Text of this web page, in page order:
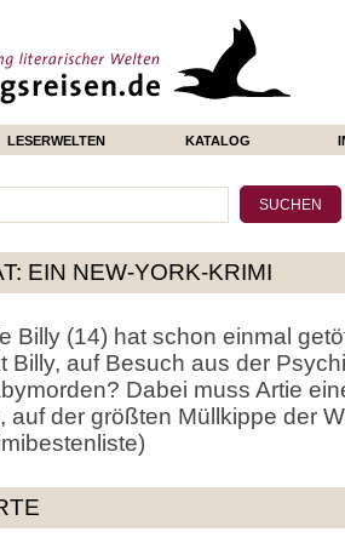
LESERWELTEN KATALOG
EIN NEW-YORK-KRIMI
Billy (14) hat schon einmal
Billy, auf Besuch aus der
Dabei muss Artie
auf der größten Müllkippe der